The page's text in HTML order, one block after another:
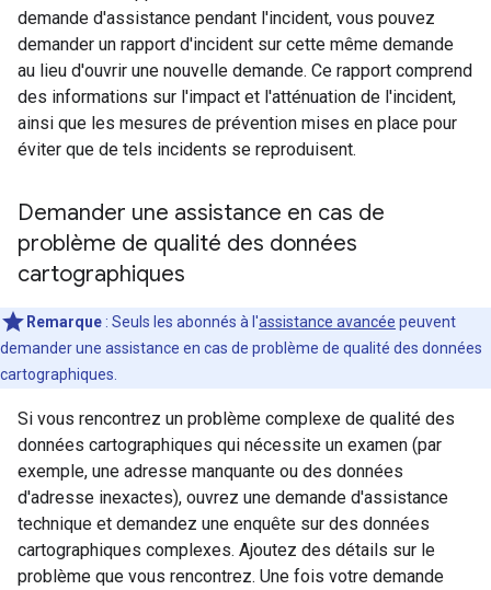
demande d'assistance pendant l'incident, vous pouvez
demander un rapport d'incident sur cette même demande
au lieu d'ouvrir une nouvelle demande. Ce rapport comprend
des informations sur l'impact et l'atténuation de l'incident,
ainsi que les mesures de prévention mises en place pour
éviter que de tels incidents se reproduisent.
Demander une assistance en cas de
problème de qualité des données
cartographiques
Remarque : Seuls les abonnés à l'assistance avancée peuvent
demander une assistance en cas de problème de qualité des données
cartographiques.
Si vous rencontrez un problème complexe de qualité des
données cartographiques qui nécessite un examen (par
exemple, une adresse manquante ou des données
d'adresse inexactes), ouvrez une demande d'assistance
technique et demandez une enquête sur des données
cartographiques complexes. Ajoutez des détails sur le
problème que vous rencontrez. Une fois votre demande